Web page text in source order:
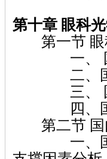
第十章 眼科
第一节 眼
一、 国内
二、国内
三、 国内
四、国内
第二节 国
一、国内